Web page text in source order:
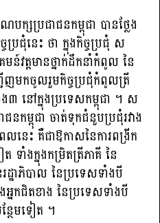
បក្សប្រជាជនកម្ពុជា បានថ្លែង
ប្រជុំនេះ ថា ក្នុងកិច្ចប្រជុំ ស
វត្តមានថ្នាក់ដឹកនាំកំពូល នៃ
មកចូលរួមកិច្ចប្រជុំកំពូលត្រី
ង៣ នៅក្នុងប្រទេសកម្ពុជា ។ ស
នកម្ពុជា ចាត់ទុកជំនួបប្រជុំរវាង
នេះ គឺជាឱកាសនៃការពង្រីក
ទាំងក្នុងកម្រិតត្រីភាគី នៃ
ឋាភិបាល នៃប្រទេសទាំងបី
អ្នកជិតខាង នៃប្រទេសទាំងបី
ថែមទៀត ។